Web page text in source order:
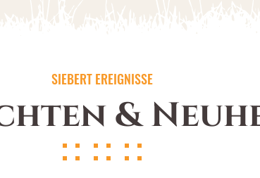
SIEBERT EREIGNISSE
&